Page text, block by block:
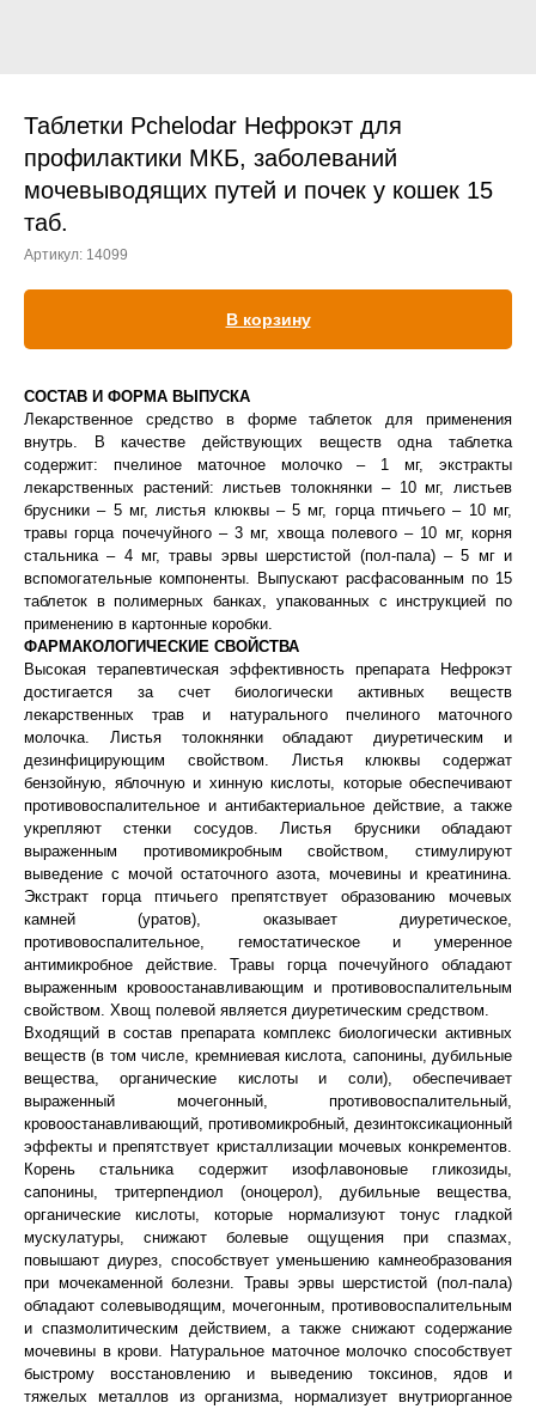
Лечение кроликов
Лечение хомяков
Вакцинация кроликов
Таблетки Pchelodar Нефрокэт для
профилактики МКБ, заболеваний
мочевыводящих путей и почек у кошек 15
таб.
Артикул: 14099
В корзину
СОСТАВ И ФОРМА ВЫПУСКА
Лекарственное средство в форме таблеток для применения
внутрь. В качестве действующих веществ одна таблетка
содержит: пчелиное маточное молочко – 1 мг, экстракты
лекарственных растений: листьев толокнянки – 10 мг, листьев
брусники – 5 мг, листья клюквы – 5 мг, горца птичьего – 10 мг,
травы горца почечуйного – 3 мг, хвоща полевого – 10 мг, корня
стальника – 4 мг, травы эрвы шерстистой (пол-пала) – 5 мг и
вспомогательные компоненты. Выпускают расфасованным по 15
таблеток в полимерных банках, упакованных с инструкцией по
применению в картонные коробки.
ФАРМАКОЛОГИЧЕСКИЕ СВОЙСТВА
Высокая терапевтическая эффективность препарата Нефрокэт
достигается за счет биологически активных веществ
лекарственных трав и натурального пчелиного маточного
молочка. Листья толокнянки обладают диуретическим и
дезинфицирующим свойством. Листья клюквы содержат
бензойную, яблочную и хинную кислоты, которые обеспечивают
противовоспалительное и антибактериальное действие, а также
укрепляют стенки сосудов. Листья брусники обладают
выраженным противомикробным свойством, стимулируют
выведение с мочой остаточного азота, мочевины и креатинина.
Экстракт горца птичьего препятствует образованию мочевых
камней (уратов), оказывает диуретическое,
противовоспалительное, гемостатическое и умеренное
антимикробное действие. Травы горца почечуйного обладают
выраженным кровоостанавливающим и противовоспалительным
свойством. Хвощ полевой является диуретическим средством.
Входящий в состав препарата комплекс биологически активных
веществ (в том числе, кремниевая кислота, сапонины, дубильные
вещества, органические кислоты и соли), обеспечивает
выраженный мочегонный, противовоспалительный,
кровоостанавливающий, противомикробный, дезинтоксикационный
эффекты и препятствует кристаллизации мочевых конкрементов.
Корень стальника содержит изофлавоновые гликозиды,
сапонины, тритерпендиол (оноцерол), дубильные вещества,
органические кислоты, которые нормализуют тонус гладкой
мускулатуры, снижают болевые ощущения при спазмах,
повышают диурез, способствует уменьшению камнеобразования
при мочекаменной болезни. Травы эрвы шерстистой (пол-пала)
обладают солевыводящим, мочегонным, противовоспалительным
и спазмолитическим действием, а также снижают содержание
мочевины в крови. Натуральное маточное молочко способствует
быстрому восстановлению и выведению токсинов, ядов и
тяжелых металлов из организма, нормализует внутриорганное